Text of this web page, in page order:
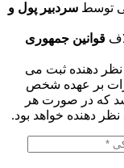
توسط سردبیر پول و
قوانین جمهوری
دهنده ثبت می
بر عهده شخص
که در صورت هر
دهنده خواهد بود.